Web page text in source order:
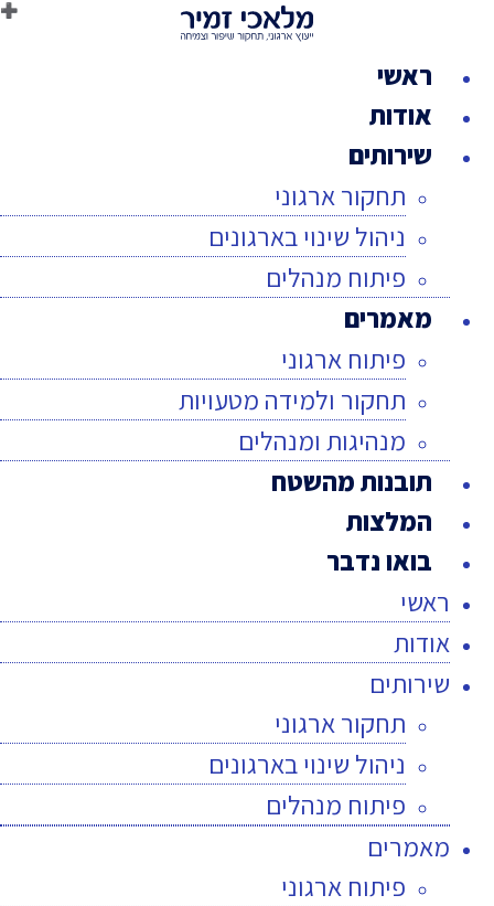
ראשי
אודות
שירותים
תחקור ארגוני
ניהול שינוי בארגונים
פיתוח מנהלים
מאמרים
פיתוח ארגוני
תחקור ולמידה מטעויות
מנהיגות ומנהלים
תובנות מהשטח
המלצות
בואו נדבר
ראשי
אודות
שירותים
תחקור ארגוני
ניהול שינוי בארגונים
פיתוח מנהלים
מאמרים
פיתוח ארגוני